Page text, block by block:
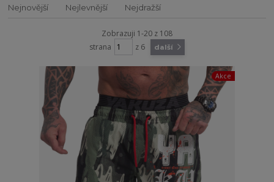
Nejnovější Nejlevnější Nejdražší
Zobrazuji 1-20 z 108
strana
z 6 další
Akce